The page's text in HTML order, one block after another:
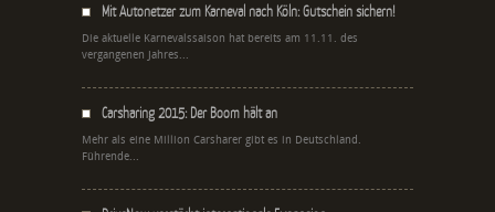
Mit Autonetzer zum Karneval nach Köln: Gutschein sichern!
Die aktuelle Karnevalssaison hat bereits am 11.11. des
vergangenen Jahres...
Carsharing 2015: Der Boom hält an
Mehr als eine Million Carsharer gibt es in Deutschland.
Führende...